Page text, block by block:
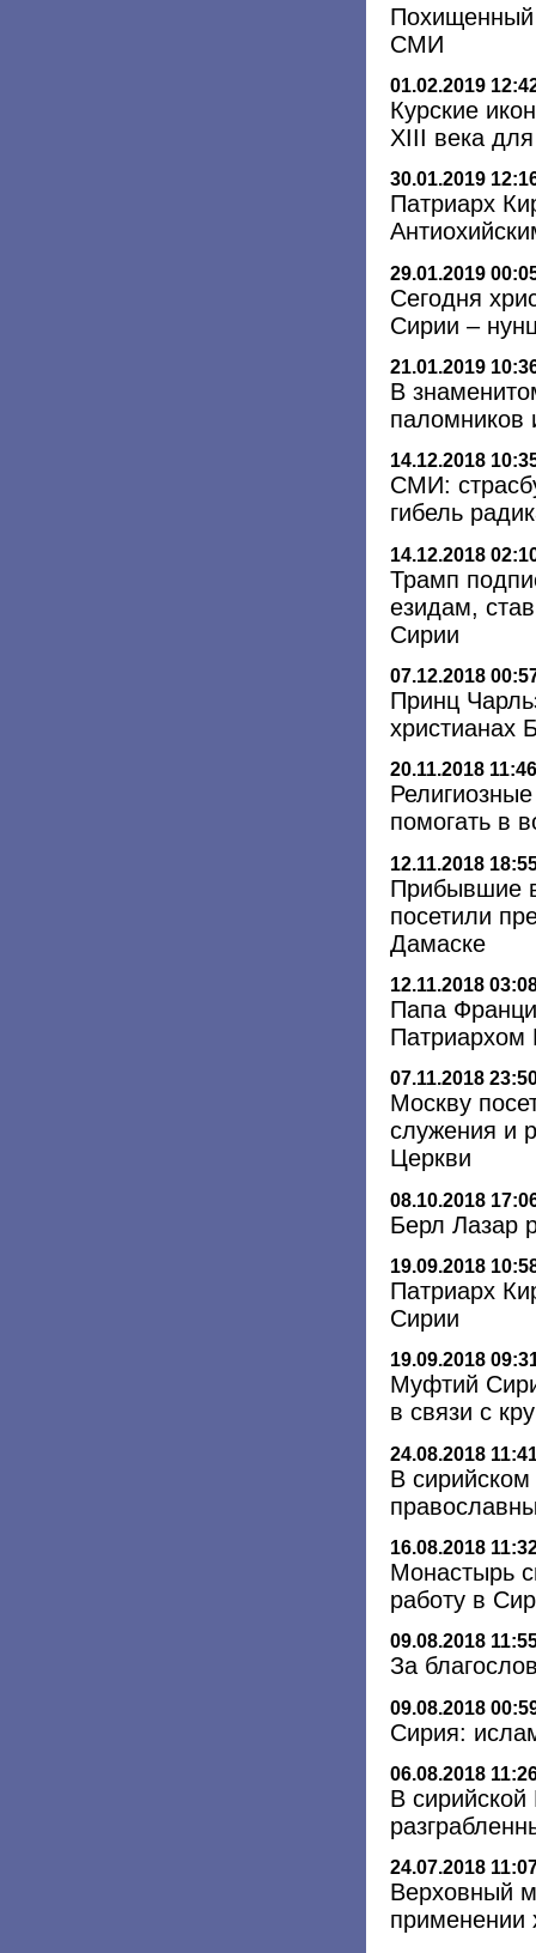
Похищенный
СМИ
01.02.2019
Курские
XIII века
30.01.2019
Патриарх
29.01.2019
Сегодня
Сирии –
21.01.2019
В
паломников
14.12.2018
СМИ:
гибель
14.12.2018
Трамп
езидам,
Сирии
07.12.2018
Принц
христианах
20.11.2018 11:46
помогать в
12.11.2018
Прибывшие
посетили
Дамаске
12.11.2018
Папа
Патриархом
07.11.2018
Москву
служения и
Церкви
08.10.2018
Берл Лазар
19.09.2018
Патриарх
Сирии
19.09.2018
Муфтий
в связи с
24.08.2018
В
16.08.2018
Монастырь
работу в
09.08.2018
За
09.08.2018
Сирия:
06.08.2018
В
24.07.2018
Верховный
применении